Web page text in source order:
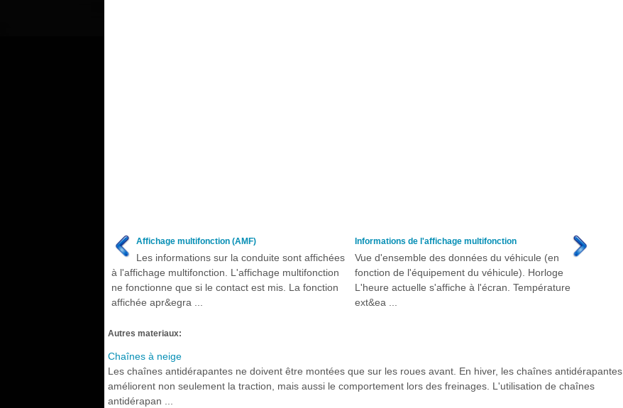
Affichage multifonction (AMF)
Les informations sur la conduite sont affichées
à l'affichage multifonction. L'affichage multifonction
ne fonctionne que si le contact est mis. La fonction
affichée apr&egra ...
Informations de l'affichage multifonction
Vue d'ensemble des données du véhicule (en
fonction de l'équipement du véhicule). Horloge
L'heure actuelle s'affiche à l'écran. Température
ext&ea ...
Autres materiaux:
Chaînes à neige
Les chaînes antidérapantes ne doivent être montées que sur les roues avant. En hiver, les chaînes antidérapantes
améliorent non seulement la traction, mais aussi le comportement lors des freinages. L'utilisation de chaînes
antidérapan ...